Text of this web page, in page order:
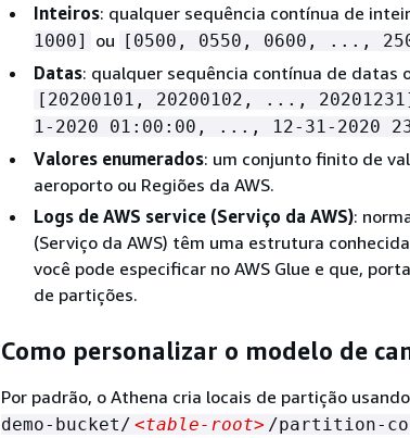
Inteiros: qualquer sequência contínua de
1000]
ou [0500, 0550, 0600, ...,
Datas: qualquer sequência contínua de datas
[20200101, 20200102, ...,
1-2020 01:00:00, ..., 12-31-2020
Valores enumerados: um conjunto finito de
aeroporto ou Regiões da AWS.
Logs de AWS service (Serviço da AWS):
(Serviço da AWS) têm uma estrutura
você pode especificar no AWS Glue e que,
de partições.
Como personalizar o modelo de
Por padrão, o Athena cria locais de partição
demo-bucket/ <table-root> /partition-